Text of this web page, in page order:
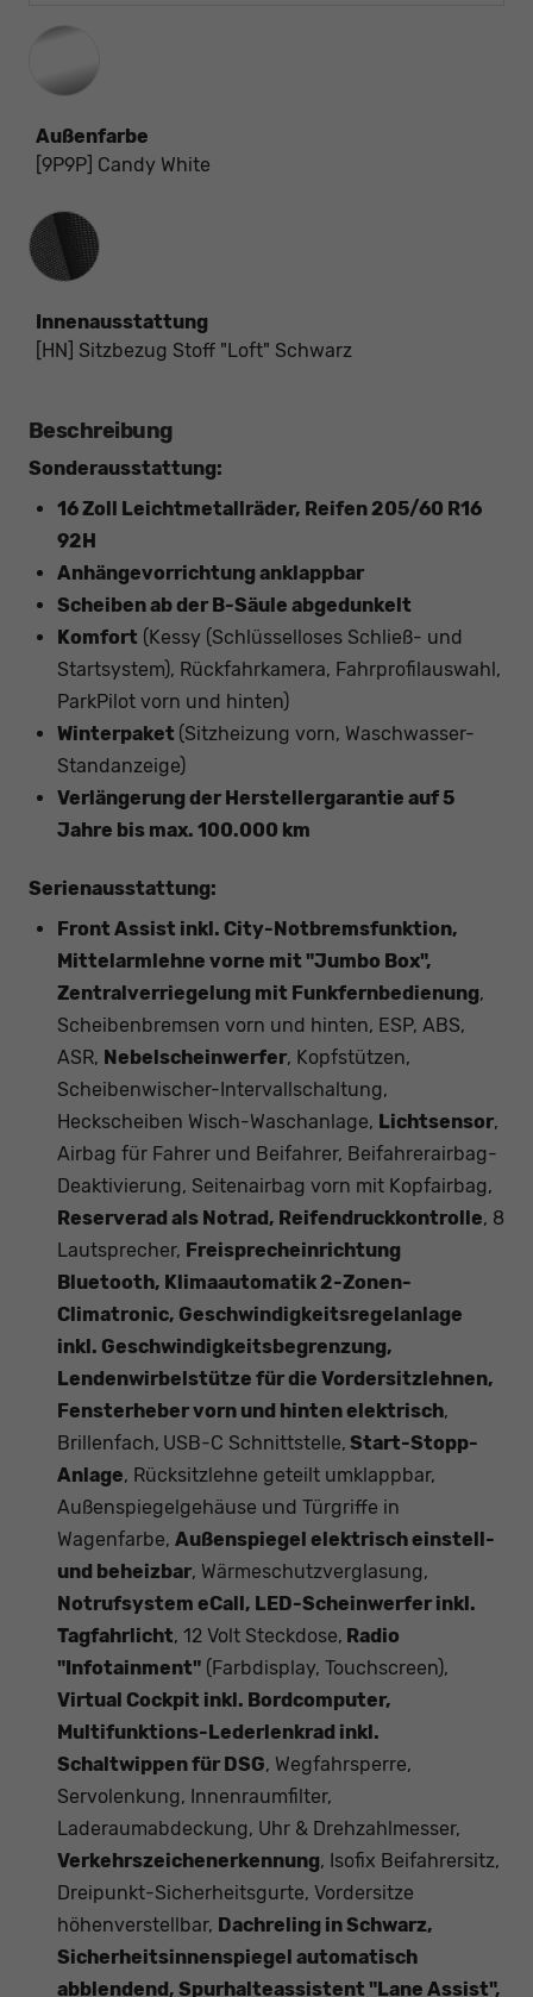
Außenfarbe
[9P9P] Candy White
Innenausstattung
Innenausstattung
[HN] Sitzbezug Stoff "Loft" Schwarz
Beschreibung
Sonderausstattung:
16 Zoll Leichtmetallräder, Reifen 205/60 R16
92H
Anhängevorrichtung anklappbar
Scheiben ab der B-Säule abgedunkelt
Komfort (Kessy (Schlüsselloses Schließ- und
Startsystem), Rückfahrkamera, Fahrprofilauswahl,
ParkPilot vorn und hinten)
Winterpaket (Sitzheizung vorn, Waschwasser-
Standanzeige)
Verlängerung der Herstellergarantie auf 5
Jahre bis max. 100.000 km
Serienausstattung:
Front Assist inkl. City-Notbremsfunktion,
Mittelarmlehne vorne mit "Jumbo Box",
Zentralverriegelung mit Funkfernbedienung,
Scheibenbremsen vorn und hinten, ESP, ABS,
ASR, Nebelscheinwerfer, Kopfstützen,
Scheibenwischer-Intervallschaltung,
Heckscheiben Wisch-Waschanlage, Lichtsensor,
Airbag für Fahrer und Beifahrer, Beifahrerairbag-
Deaktivierung, Seitenairbag vorn mit Kopfairbag,
Reserverad als Notrad, Reifendruckkontrolle, 8
Lautsprecher, Freisprecheinrichtung
Bluetooth, Klimaautomatik 2-Zonen-
Climatronic, Geschwindigkeitsregelanlage
inkl. Geschwindigkeitsbegrenzung,
Lendenwirbelstütze für die Vordersitzlehnen,
Fensterheber vorn und hinten elektrisch,
Brillenfach, USB-C Schnittstelle, Start-Stopp-
Anlage, Rücksitzlehne geteilt umklappbar,
Außenspiegelgehäuse und Türgriffe in
Wagenfarbe, Außenspiegel elektrisch einstell-
und beheizbar, Wärmeschutzverglasung,
Notrufsystem eCall, LED-Scheinwerfer inkl.
Tagfahrlicht, 12 Volt Steckdose, Radio
"Infotainment" (Farbdisplay, Touchscreen),
Virtual Cockpit inkl. Bordcomputer,
Multifunktions-Lederlenkrad inkl.
Schaltwippen für DSG, Wegfahrsperre,
Servolenkung, Innenraumfilter,
Laderaumabdeckung, Uhr & Drehzahlmesser,
Verkehrszeichenerkennung, Isofix Beifahrersitz,
Dreipunkt-Sicherheitsgurte, Vordersitze
höhenverstellbar, Dachreling in Schwarz,
Sicherheitsinnenspiegel automatisch
abblendend, Spurhalteassistent "Lane Assist",